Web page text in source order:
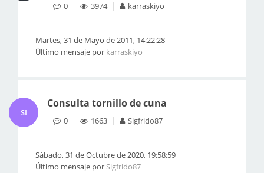
0 3974 karraskiyo
Martes, 31 de Mayo de 2011, 14:22:28
Último mensaje por karraskiyo
SI
Consulta tornillo de cuna
0 1663 Sigfrido87
Sábado, 31 de Octubre de 2020, 19:58:59
Último mensaje por Sigfrido87